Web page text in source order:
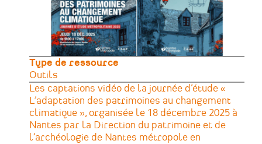
Type de ressource
Outils
Les captations vidéo de la journée d’étude «
L’adaptation des patrimoines au changement
climatique », organisée le 18 décembre 2025 à
Nantes par la Direction du patrimoine et de
l’archéologie de Nantes métropole en